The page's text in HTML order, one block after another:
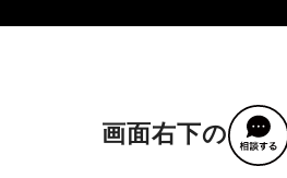
画面右下の